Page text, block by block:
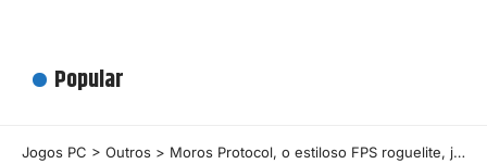
Popular
Jogos PC > Outros > Moros Protocol, o estiloso FPS roguelite, já está disponível via PC e GOG